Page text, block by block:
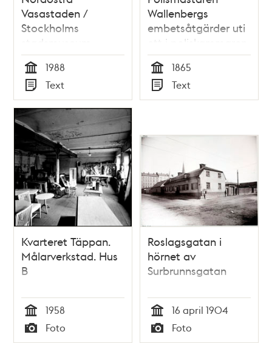
Vasastaden /
Stockholms
stadsmuseum
Tid
1988
Typ
Text
Wallenbergs
embetsåtgärder uti
ett i poliskammaren
anmäldt mål,
rörande inbrott,
våld mot person
och försök till
svenskt ångfartyg :
lektyr till någon som
skickas till Rom
Tid
1865
Typ
Text
Kvarteret Täppan.
Målarverkstad. Hus
B
Tid
1958
Foto
Roslagsgatan i
hörnet av
Surbrunnsgatan
Tid
16 april 1904
Foto